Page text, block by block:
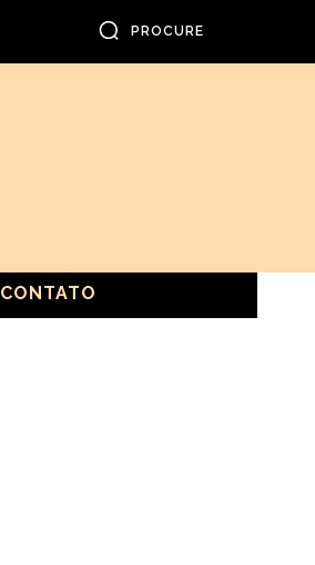
PROCURE
CONTATO